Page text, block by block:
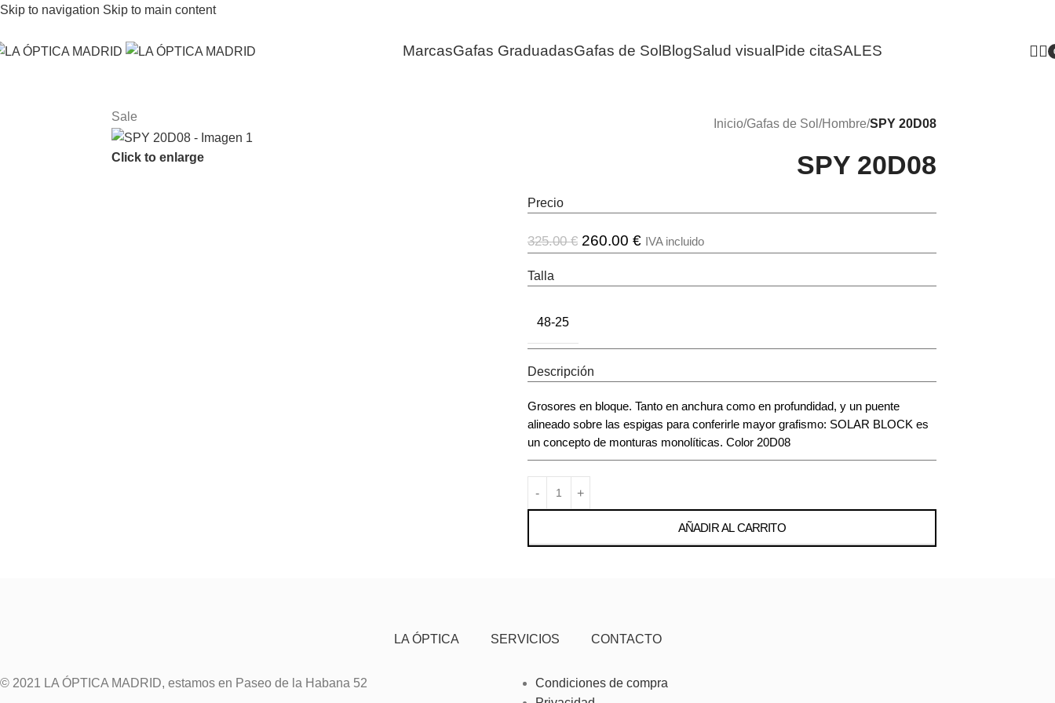
Skip to navigation Skip to main content
MarcasGafas GraduadasGafas de Sol BlogSalud visual Pide citaSALES
Sale
Click to enlarge
Inicio/Gafas de Sol /Hombre/SPY 20D08
SPY 20D08
Precio
325.00€ 260.00 € IVA incluido
Talla
48-25
Descripción
Grosores en bloque. Tanto en anchura como en profundidad, y un puente
alineado sobre las espigas para conferirle mayor grafismo: SOLAR BLOCK es
un concepto de monturas monolíticas. Color 20D08
AÑADIR AL CARRITO
LA ÓPTICA SERVICIOS CONTACTO
© 2021 LA ÓPTICA MADRID, estamos en Paseo de la Habana 52
Condiciones de compra